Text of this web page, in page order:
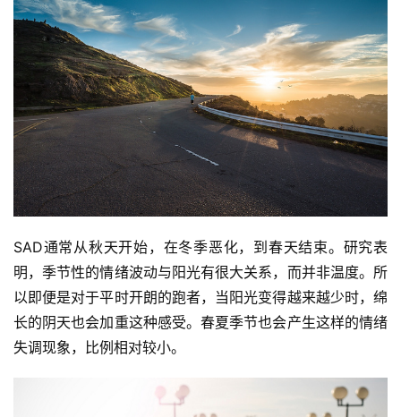
SAD通常从秋天开始，在冬季恶化，到春天结束。研究表
明，季节性的情绪波动与阳光有很大关系，而并非温度。所
以即便是对于平时开朗的跑者，当阳光变得越来越少时，绵
长的阴天也会加重这种感受。春夏季节也会产生这样的情绪
失调现象，比例相对较小。